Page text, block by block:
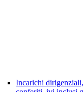
Incarichi